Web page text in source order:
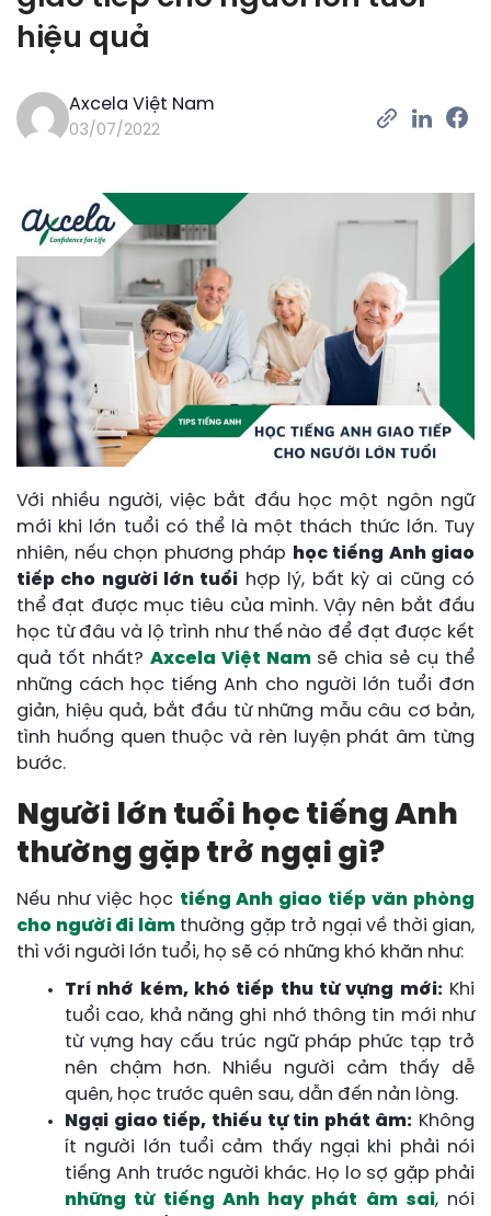
hiệu quả
Axcela Việt Nam
03/07/2022
Với nhiều người, việc bắt đầu học một ngôn ngữ
mới khi lớn tuổi có thể là một thách thức lớn. Tuy
nhiên, nếu chọn phương pháp học tiếng Anh giao
tiếp cho người lớn tuổi hợp lý, bất kỳ ai cũng có
thể đạt được mục tiêu của mình. Vậy nên bắt đầu
học từ đâu và lộ trình như thế nào để đạt được kết
quả tốt nhất? Axcela Việt Namsẽ chia sẻ cụ thể
những cách học tiếng Anh cho người lớn tuổi đơn
giản, hiệu quả, bắt đầu từ những mẫu câu cơ bản,
tình huống quen thuộc và rèn luyện phát âm từng
bước.
Người lớn tuổi học tiếng Anh
thường gặp trở ngại gì?
Nếu như việc học tiếng Anh giao tiếp văn phòng
cho người đi làmthường gặp trở ngại về thời gian,
thì với người lớn tuổi, họ sẽ có những khó khăn như:
Trí nhớ kém, khó tiếp thu từ vựng mới:Khi
tuổi cao, khả năng ghi nhớ thông tin mới như
từ vựng hay cấu trúc ngữ pháp phức tạp trở
nên chậm hơn. Nhiều người cảm thấy dễ
quên, học trước quên sau, dẫn đến nản lòng.
Ngại giao tiếp, thiếu tự tin phát âm: Không
ít người lớn tuổi cảm thấy ngại khi phải nói
tiếng Anh trước người khác. Họ lo sợ gặp phải
những từ tiếng Anh hay phát âm sai, nói